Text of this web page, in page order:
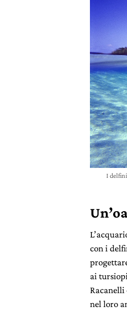
I
con i
ai
nel loro